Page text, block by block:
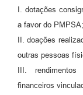
I. dotações
a favor do PMPSA;
II. doações
outras pessoas
III.
financeiros